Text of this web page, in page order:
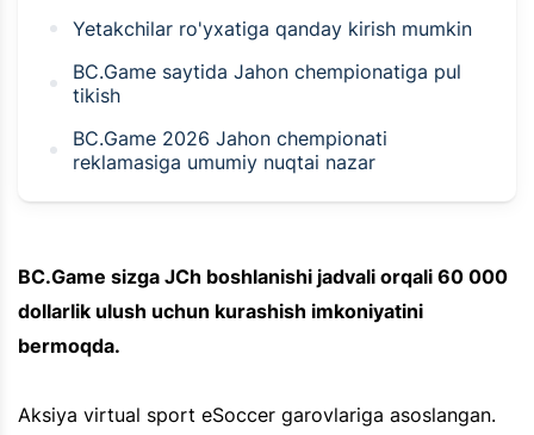
Yetakchilar ro'yxatiga qanday kirish mumkin
BC.Game saytida Jahon chempionatiga pul
tikish
BC.Game 2026 Jahon chempionati
reklamasiga umumiy nuqtai nazar
BC.Game sizga JCh boshlanishi jadvali orqali 60 000
dollarlik ulush uchun kurashish imkoniyatini
bermoqda.
Aksiya virtual sport eSoccer garovlariga asoslangan.